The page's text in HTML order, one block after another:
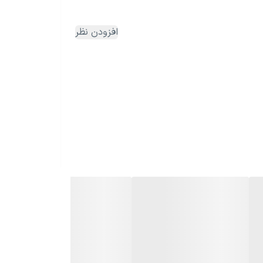
افزودن نظر